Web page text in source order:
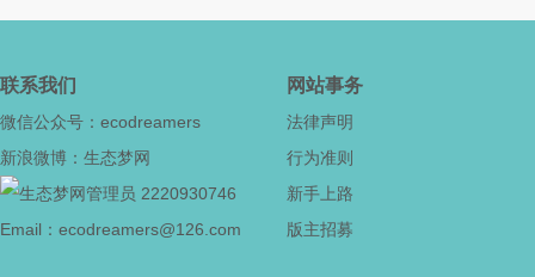
联系我们
微信公众号：ecodreamers
新浪微博：生态梦网
2220930746
Email：ecodreamers@126.com
网站事务
法律声明
行为准则
新手上路
版主招募